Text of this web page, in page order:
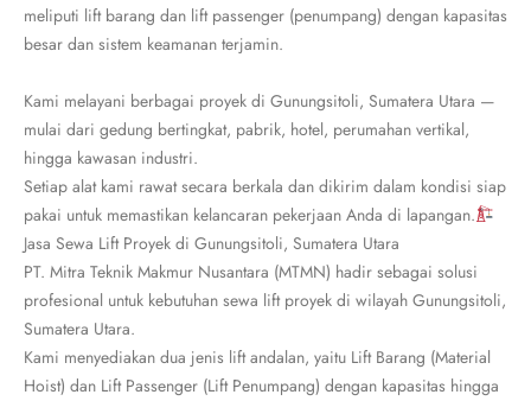
meliputi lift barang dan lift passenger (penumpang) dengan kapasitas
besar dan sistem keamanan terjamin.
Kami melayani berbagai proyek di Gunungsitoli, Sumatera Utara —
mulai dari gedung bertingkat, pabrik, hotel, perumahan vertikal,
hingga kawasan industri.
Setiap alat kami rawat secara berkala dan dikirim dalam kondisi siap
pakai untuk memastikan kelancaran pekerjaan Anda di lapangan.
Jasa Sewa Lift Proyek di Gunungsitoli, Sumatera Utara
PT. Mitra Teknik Makmur Nusantara (MTMN) hadir sebagai solusi
profesional untuk kebutuhan sewa lift proyek di wilayah Gunungsitoli,
Sumatera Utara.
Kami menyediakan dua jenis lift andalan, yaitu Lift Barang (Material
Hoist) dan Lift Passenger (Lift Penumpang) dengan kapasitas hingga